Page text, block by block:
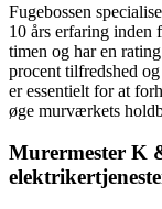
Fugebossen
10 års erfaring inden
timen og har en
procent tilfredshed
er essentielt for at
øge murværkets
Murermester K